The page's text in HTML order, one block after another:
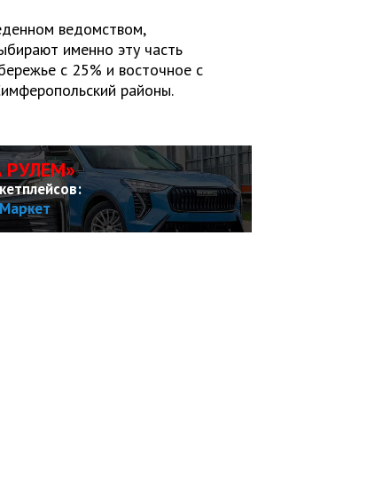
ведомством,
именно эту часть
с 25% и восточное с
районы.